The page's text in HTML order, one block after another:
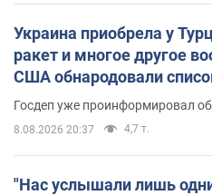
Украина приобрела у
ракет и многое другое
США обнародовали
Госдеп уже проинформировал
8.08.2026 20:37 4,7 т.
"Нас услышали лишь